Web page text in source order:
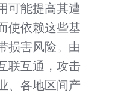
可能提高其遭
使依赖这些基
损害风险。由
联互通，攻击
、各地区间产